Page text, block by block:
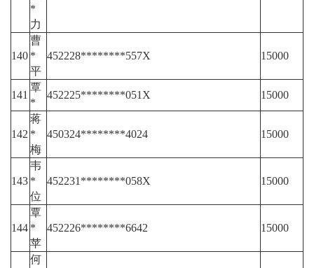
*
力
140
曹
*
平
452228********557X 15000
141
覃
*
452225********051X 15000
142
蒋
*
梅
450324********4024 15000
143
韦
*
位
452231********058X 15000
144
覃
*
苹
452226********6642 15000
何